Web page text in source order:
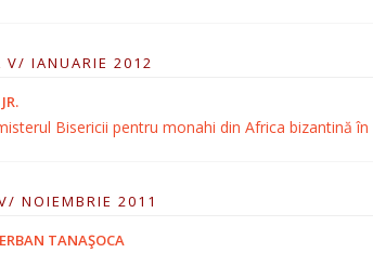
V/ IANUARIE 2012
Bisericii pentru monahi din Africa bizantină
NOIEMBRIE 2011
TANAŞOCA